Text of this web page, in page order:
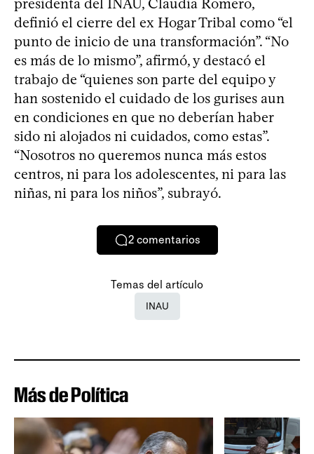
definió el cierre del ex Hogar Tribal como “el
punto de inicio de una transformación”. “No
es más de lo mismo”, afirmó, y destacó el
trabajo de “quienes son parte del equipo y
han sostenido el cuidado de los gurises aun
en condiciones en que no deberían haber
sido ni alojados ni cuidados, como estas”.
“Nosotros no queremos nunca más estos
centros, ni para los adolescentes, ni para las
niñas, ni para los niños”, subrayó.
2 comentarios
Temas del artículo
INAU
Más de Política